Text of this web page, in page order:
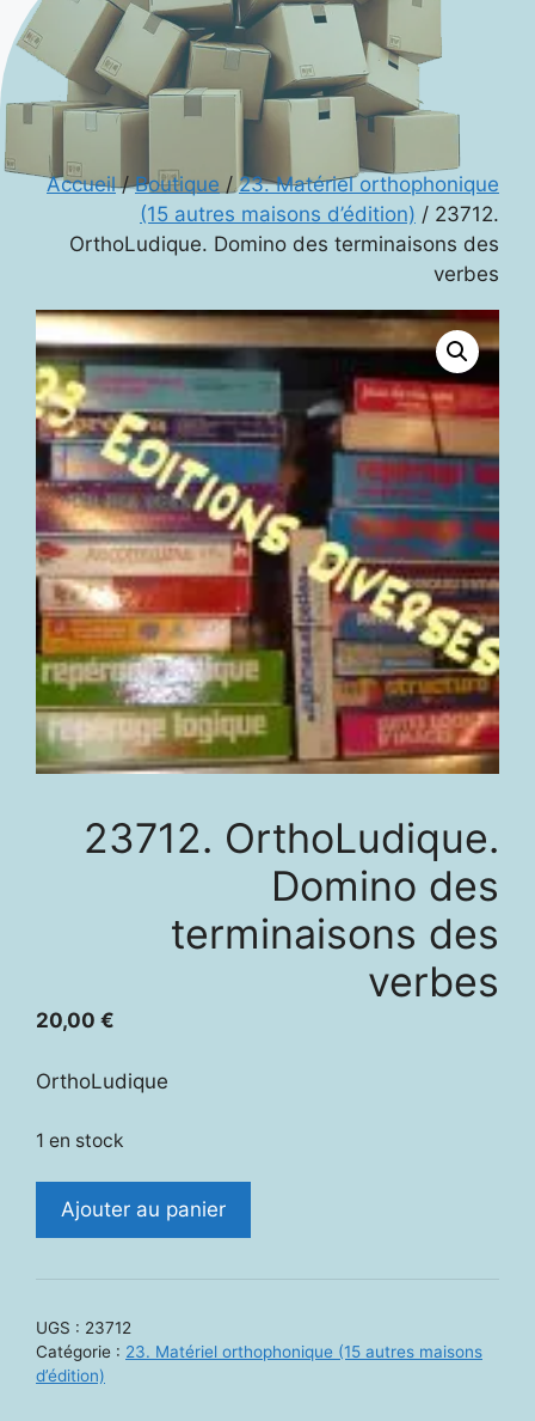
Accueil/Boutique /23. Matériel orthophonique
(15 autres maisons d’édition) / 23712.
OrthoLudique. Domino des terminaisons des
verbes
23712. OrthoLudique.
Domino des
terminaisons des
verbes
20,00 €
OrthoLudique
1 en stock
quantité
des
terminaisons
Ajouter au panier
UGS : 23712
Catégorie : 23. Matériel orthophonique (15 autres maisons
d’édition)